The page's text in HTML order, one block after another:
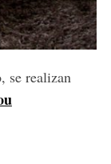
se realizan